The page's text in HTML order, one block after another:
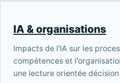
IA & organisations
Impacts de l'IA sur les
compétences et
une lecture orientée